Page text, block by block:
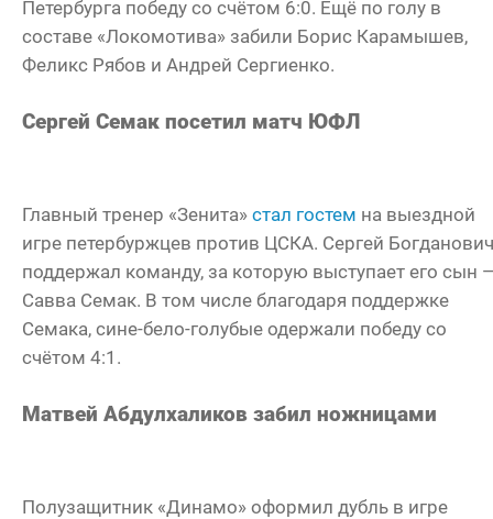
Петербурга победу со счётом 6:0. Ещё по голу в
составе «Локомотива» забили Борис Карамышев,
Феликс Рябов и Андрей Сергиенко.
Сергей Семак посетил матч ЮФЛ
Главный тренер «Зенита» стал гостем на выездной
игре петербуржцев против ЦСКА. Сергей Богданович
поддержал команду, за которую выступает его сын
Савва Семак. В том числе благодаря поддержке
Семака, сине-бело-голубые одержали победу со
счётом 4:1.
Матвей Абдулхаликов забил ножницами
Полузащитник «Динамо» оформил дубль в игре